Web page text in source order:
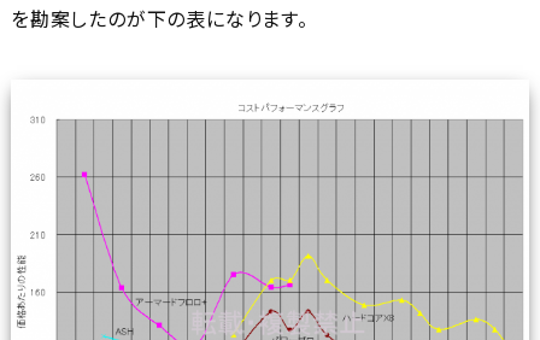
を勘案したのが下の表になります。